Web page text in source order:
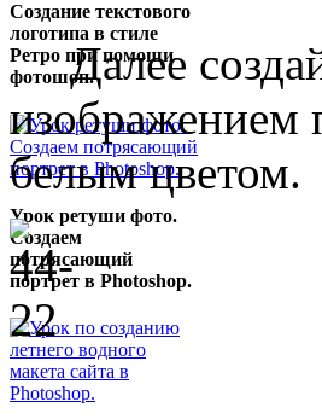
Создание текстового
логотипа в стиле
Ретро при помощи
фотошоп.
Урок ретуши фото.
Создаем
потрясающий
портрет в Photoshop.
Далее
изображением
белым цветом.